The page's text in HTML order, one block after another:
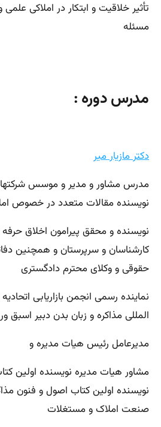
تأثیر خلاقیت و ابتکار در املاکی
مسئله
مدرس دوره :
دکتر مازیار میر
مدرس مشاور و مدیر و موسس
نویسنده مقالات متعدد در خصوص
نویسنده و محقق پیرامون اخلاق
کارشناسان و سرپرستان و همچنین
حقوقی و وکلای محترم دادگستری
نماینده رسمی انجمن بازاریابی
المللی مذاکره و زبان بدن دبیر اسبق
مدیرعامل رئیس هیات مدیره و
مشاور هیات مدیره نویسنده اولین
نویسنده اولین کتاب اصول و فنون
صنعت املاک و مستغلات